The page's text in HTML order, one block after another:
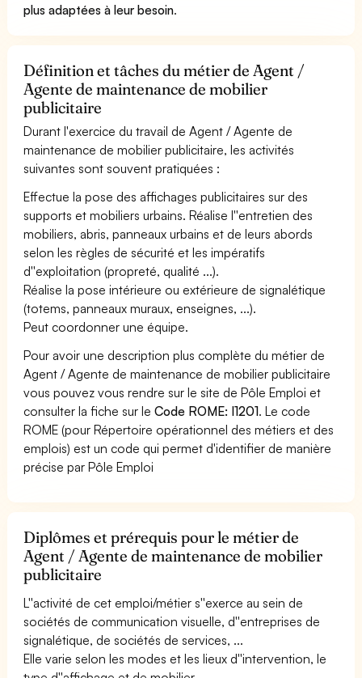
plus adaptées à leur besoin.
Définition et tâches du métier de Agent /
Agente de maintenance de mobilier
publicitaire
Durant l'exercice du travail de Agent / Agente de
maintenance de mobilier publicitaire, les activités
suivantes sont souvent pratiquées :
Effectue la pose des affichages publicitaires sur des
supports et mobiliers urbains. Réalise l''entretien des
mobiliers, abris, panneaux urbains et de leurs abords
selon les règles de sécurité et les impératifs
d''exploitation (propreté, qualité ...).
Réalise la pose intérieure ou extérieure de signalétique
(totems, panneaux muraux, enseignes, ...).
Peut coordonner une équipe.
Pour avoir une description plus complète du métier de
Agent / Agente de maintenance de mobilier publicitaire
vous pouvez vous rendre sur le site de Pôle Emploi et
consulter la fiche sur leCode ROME: I1201. Le code
ROME (pour Répertoire opérationnel des métiers et des
emplois) est un code qui permet d'identifier de manière
précise par Pôle Emploi
Diplômes et prérequis pour le métier de
Agent / Agente de maintenance de mobilier
publicitaire
L''activité de cet emploi/métier s''exerce au sein de
sociétés de communication visuelle, d''entreprises de
signalétique, de sociétés de services, ...
Elle varie selon les modes et les lieux d''intervention, le